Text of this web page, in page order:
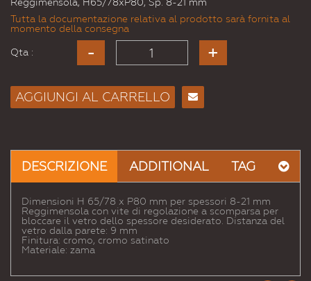
Reggimensola, H65/78xP80, Sp. 8-21 mm
Tutta la documentazione relativa al prodotto sarà fornita al
momento della consegna
Qta :
AGGIUNGI AL CARRELLO
Amico
DESCRIZIONE ADDITIONAL TAG
Dimensioni H 65/78 x P80 mm per spessori 8-21 mm
Reggimensola con vite di regolazione a scomparsa per
bloccare il vetro dello spessore desiderato. Distanza del
vetro dalla parete: 9 mm
Finitura: cromo, cromo satinato
Materiale: zama